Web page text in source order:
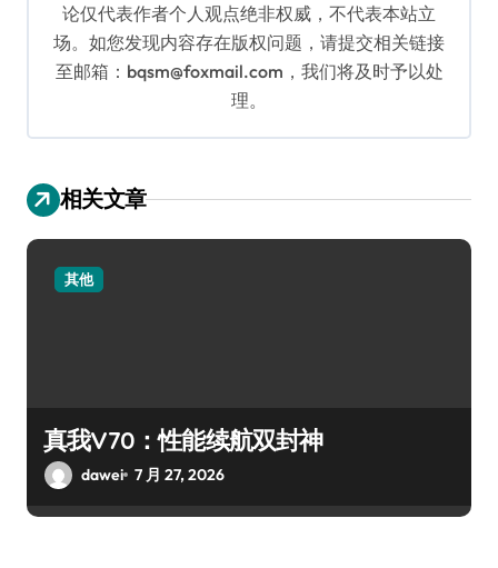
论仅代表作者个人观点绝非权威，不代表本站立
场。如您发现内容存在版权问题，请提交相关链接
至邮箱：bqsm@foxmail.com，我们将及时予以处
理。
相关文章
其他
真我V70：性能续航双封神
dawei 7 月 27, 2026